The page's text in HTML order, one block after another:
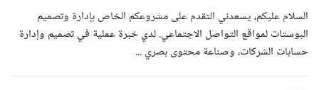
السلام عليكم، يسعدني التقدم على مشروعكم الخاص بإدارة وتصميم
البوستات لمواقع التواصل الاجتماعي. لدي خبرة عملية في تصميم وإدارة
حسابات الشركات، وصناعة محتوى بصري ...